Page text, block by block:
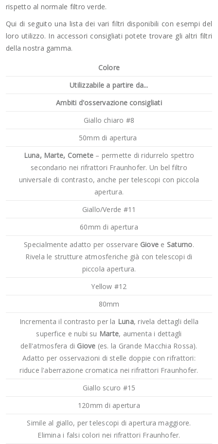
rispetto al normale filtro verde.
Qui di seguito una lista dei vari filtri disponibili con esempi del
loro utilizzo. In accessori consigliati potete trovare gli altri filtri
della nostra gamma.
Colore
Utilizzabile a partire da...
Ambiti d'osservazione consigliati
Giallo chiaro #8
50mm di apertura
Luna, Marte, Comete – permette di ridurrelo spettro
secondario nei rifrattori Fraunhofer. Un bel filtro
universale di contrasto, anche per telescopi con piccola
apertura.
Giallo/Verde #11
60mm di apertura
Specialmente adatto per osservare Giove e Saturno.
Rivela le strutture atmosferiche già con telescopi di
piccola apertura.
Yellow #12
80mm
Incrementa il contrasto per la Luna, rivela dettagli della
superfice e nubi su Marte, aumenta i dettagli
dell'atmosfera di Giove (es. la Grande Macchia Rossa).
Adatto per osservazioni di stelle doppie con rifrattori:
riduce l'aberrazione cromatica nei rifrattori Fraunhofer.
Giallo scuro #15
120mm di apertura
Simile al giallo, per telescopi di apertura maggiore.
Elimina i falsi colori nei rifrattori Fraunhofer.